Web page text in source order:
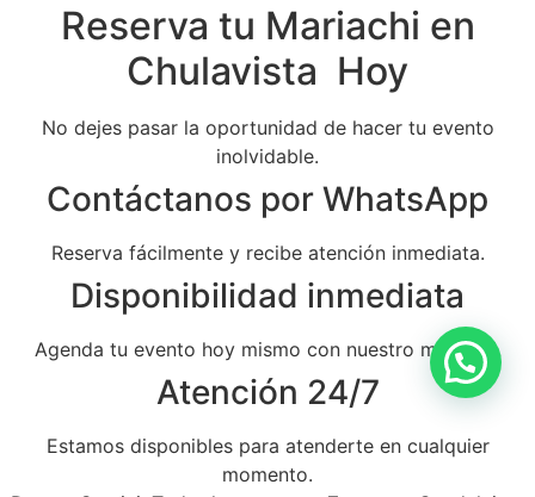
Reserva tu Mariachi en
Chulavista Hoy
No dejes pasar la oportunidad de hacer tu evento
inolvidable.
Contáctanos por WhatsApp
Reserva fácilmente y recibe atención inmediata.
Disponibilidad inmediata
Agenda tu evento hoy mismo con nuestro mariachi.
Atención 24/7
Estamos disponibles para atenderte en cualquier
momento.